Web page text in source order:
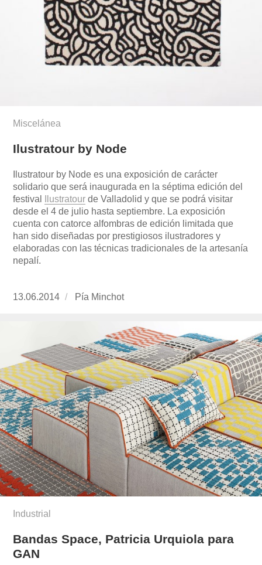
Miscelánea
Ilustratour by Node
Ilustratour by Node es una exposición de carácter
solidario que será inaugurada en la séptima edición del
festival
Ilustratour de Valladolid y que se podrá visitar
desde el 4 de julio hasta septiembre. La exposición
cuenta con catorce alfombras de edición limitada que
han sido diseñadas por prestigiosos ilustradores y
elaboradas con las técnicas tradicionales de la artesanía
nepalí.
Publicado
13.06.2014 https://www.experimenta.es/author/pia/
Pía Minchot
Industrial
Bandas Space, Patricia Urquiola para
GAN